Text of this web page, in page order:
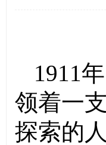
1911
领着一
探索的